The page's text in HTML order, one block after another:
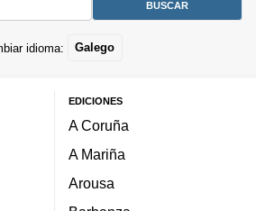
idioma: Galego
EDICIONES
A Coruña
A Mariña
Arousa